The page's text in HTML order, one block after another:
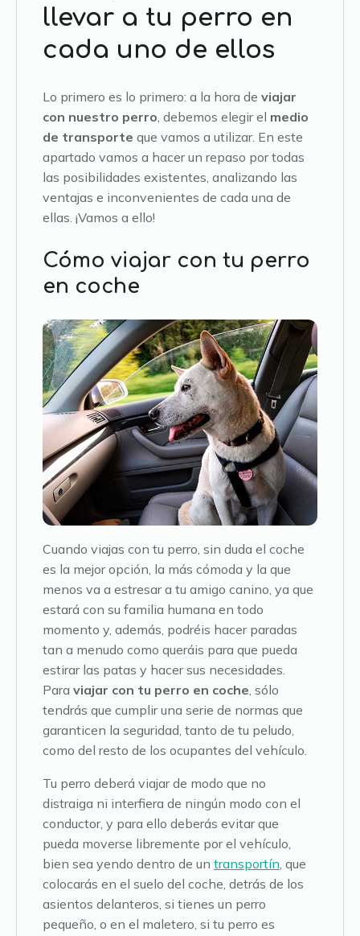
llevar a tu perro en
cada uno de ellos
Lo primero es lo primero: a la hora de viajar
con nuestro perro , debemos elegir el medio
de transporte que vamos a utilizar. En este
apartado vamos a hacer un repaso por todas
las posibilidades existentes, analizando las
ventajas e inconvenientes de cada una de
ellas. ¡Vamos a ello!
Cómo viajar con tu perro
en coche
Cuando viajas con tu perro, sin duda el coche
es la mejor opción, la más cómoda y la que
menos va a estresar a tu amigo canino, ya que
estará con su familia humana en todo
momento y, además, podréis hacer paradas
tan a menudo como queráis para que pueda
estirar las patas y hacer sus necesidades.
Para viajar con tu perro en coche , sólo
tendrás que cumplir una serie de normas que
garanticen la seguridad, tanto de tu peludo,
como del resto de los ocupantes del vehículo.
Tu perro deberá viajar de modo que no
distraiga ni interfiera de ningún modo con el
conductor, y para ello deberás evitar que
pueda moverse libremente por el vehículo,
bien sea yendo dentro de un transportín , que
colocarás en el suelo del coche, detrás de los
asientos delanteros, si tienes un perro
pequeño, o en el maletero, si tu perro es